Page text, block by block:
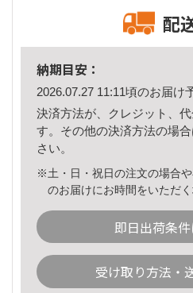
配
納期目安：
2026.07.27 11:11頃のお届け
決済方法が、クレジット、
す。その他の決済方法の場合
さい。
※土・日・祝日の注文の場合
のお届けにお時間をいただく
即日出荷条
受け取り方法・